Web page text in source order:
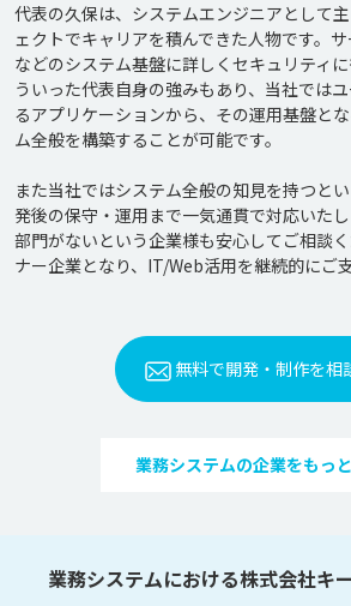
代表の久保は、システムエンジニアとして
ェクトでキャリアを積んできた人物です。
などのシステム基盤に詳しくセキュリティ
ういった代表自身の強みもあり、当社では
るアプリケーションから、その運用基盤と
ム全般を構築することが可能です。
また当社ではシステム全般の知見を持つと
発後の保守・運用まで一気通貫で対応いた
部門がないという企業様も安心してご相談
ナー企業となり、IT/Web活用を継続的にご
無料で開発・制作を相
業務システムの企業をもっ
業務システムにおける株式会社キ